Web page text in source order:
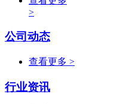
>
公司动态
查看更多 >
行业资讯